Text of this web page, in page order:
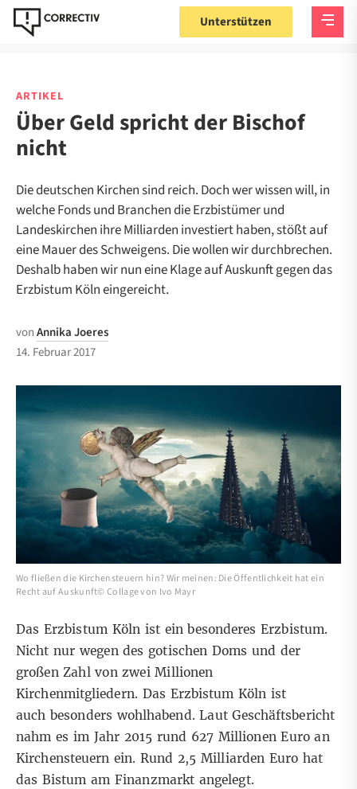
Unterstützen
ARTIKEL
Über Geld spricht der Bischof
nicht
Die deutschen Kirchen sind reich. Doch wer wissen will, in
welche Fonds und Branchen die Erzbistümer und
Landeskirchen ihre Milliarden investiert haben, stößt auf
eine Mauer des Schweigens. Die wollen wir durchbrechen.
Deshalb haben wir nun eine Klage auf Auskunft gegen das
Erzbistum Köln eingereicht.
vonAnnika Joeres
14. Februar 2017
Wo fließen die Kirchensteuern hin? Wir meinen: Die Öffentlichkeit hat ein
Recht auf Auskunft© Collage von Ivo Mayr
Das Erzbistum Köln ist ein besonderes Erzbistum.
Nicht nur wegen des gotischen Doms und der
großen Zahl von zwei Millionen
Kirchenmitgliedern. Das Erzbistum Köln ist
auch besonders wohlhabend. LautGeschäftsbericht
nahm es im Jahr 2015 rund 627 Millionen Euro an
Kirchensteuern ein. Rund 2,5 Milliarden Euro hat
das Bistum am Finanzmarkt angelegt.